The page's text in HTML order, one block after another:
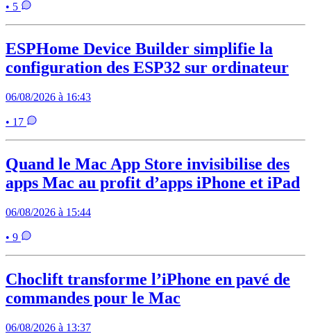
• 5
ESPHome Device Builder simplifie la
configuration des ESP32 sur ordinateur
06/08/2026 à 16:43
• 17
Quand le Mac App Store invisibilise des
apps Mac au profit d’apps iPhone et iPad
06/08/2026 à 15:44
• 9
Choclift transforme l’iPhone en pavé de
commandes pour le Mac
06/08/2026 à 13:37